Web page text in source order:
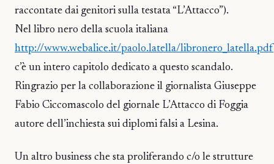
raccontate dai genitori sulla testata “L’Attacco”).
Nel libro nero della scuola italiana
http://www.webalice.it/paolo.latella/libronero_latella.pdf
c’è un intero capitolo dedicato a questo scandalo.
Ringrazio per la collaborazione il giornalista Giuseppe
Fabio Ciccomascolo del giornale L’Attacco di Foggia
autore dell’inchiesta sui diplomi falsi a Lesina.
Un altro business che sta proliferando c/o le strutture